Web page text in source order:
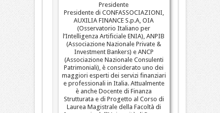
Presidente
Presidente di CONFASSOCIAZIONI,
AUXILIA FINANCE S.p.A, OIA
(Osservatorio Italiano per
l’Intelligenza Artificiale ENIA), ANPIB
(Associazione Nazionale Private &
Investment Bankers) e ANCP
(Associazione Nazionale Consulenti
Patrimoniali), è considerato uno dei
maggiori esperti dei servizi finanziari
e professionali in Italia. Attualmente
è anche Docente di Finanza
Strutturata e di Progetto al Corso di
Laurea Magistrale della Facoltà di